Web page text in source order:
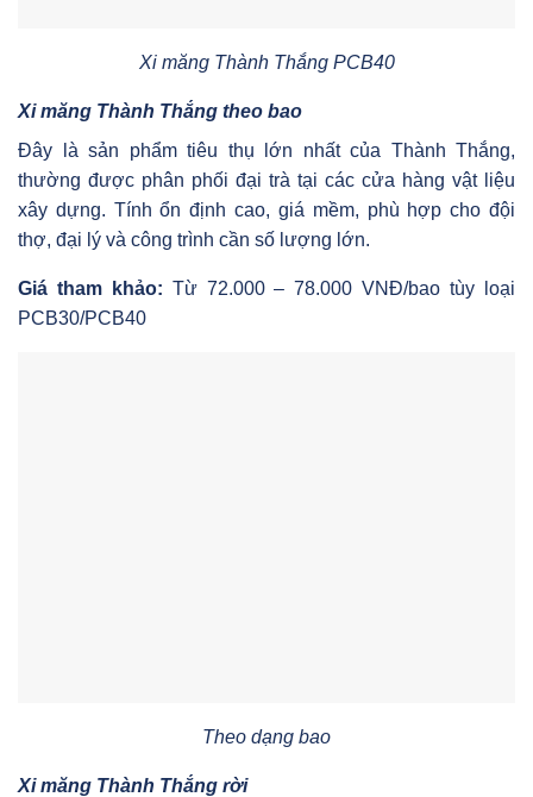
Xi măng Thành Thắng PCB40
Xi măng Thành Thắng theo bao
Đây là sản phẩm tiêu thụ lớn nhất của Thành Thắng,
thường được phân phối đại trà tại các cửa hàng vật liệu
xây dựng. Tính ổn định cao, giá mềm, phù hợp cho đội
thợ, đại lý và công trình cần số lượng lớn.
Giá tham khảo: Từ 72.000 – 78.000 VNĐ/bao tùy loại
PCB30/PCB40
Theo dạng bao
Xi măng Thành Thắng rời